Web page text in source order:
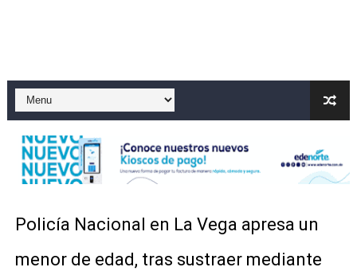
El precio del brent cayó un 7,05 % a 83,77 dólares por
Un sismo de magnitud 3,4 se registra en una provincia
Incendio en Grecia quema 12,600 hectáreas y obliga a
Pacheman apuesta por la evolución del merengue
Un derrumbe en el centro de Cuba deja dos personas
Policía Nacional en La Vega apresa un
menor de edad, tras sustraer mediante